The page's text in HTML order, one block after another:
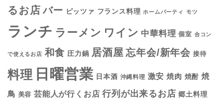
るお店 バー ピッツァ フランス料理 ホームパーティ モツ
ランチ ラーメン ワイン 中華料理 個室 合コン
で使えるお店 和食 圧力鍋 居酒屋 忘年会/新年会 接待
料理 日曜営業 日本酒 沖縄料理 激安 焼肉 焼酎 焼
鳥 美容 芸能人が行くお店 行列が出来るお店 郷土料理